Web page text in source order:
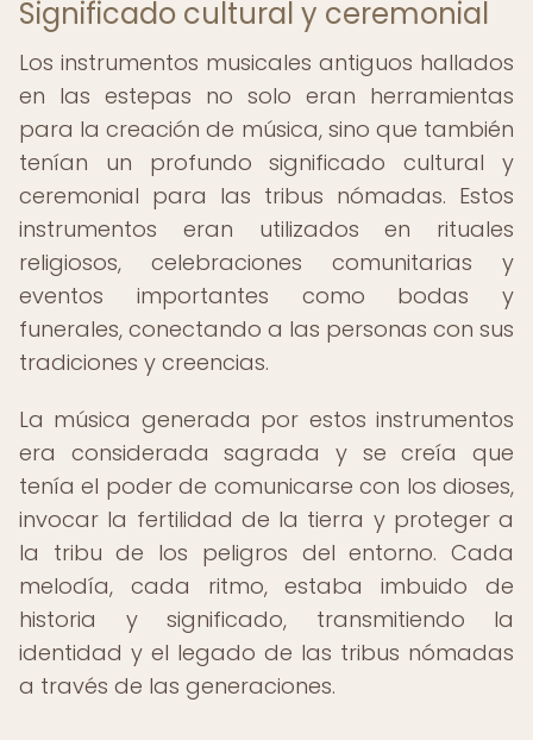
Significado cultural y ceremonial
Los instrumentos musicales antiguos hallados
en las estepas no solo eran herramientas
para la creación de música, sino que también
tenían un profundo significado cultural y
ceremonial para las tribus nómadas. Estos
instrumentos eran utilizados en rituales
religiosos, celebraciones comunitarias y
eventos importantes como bodas y
funerales, conectando a las personas con sus
tradiciones y creencias.
La música generada por estos instrumentos
era considerada sagrada y se creía que
tenía el poder de comunicarse con los dioses,
invocar la fertilidad de la tierra y proteger a
la tribu de los peligros del entorno. Cada
melodía, cada ritmo, estaba imbuido de
historia y significado, transmitiendo la
identidad y el legado de las tribus nómadas
a través de las generaciones.